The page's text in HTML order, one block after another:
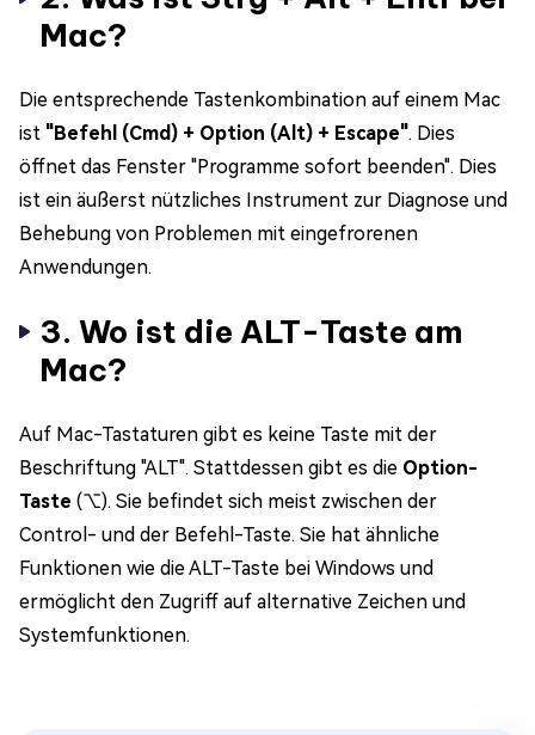
Mac?
Die entsprechende Tastenkombination auf einem Mac
ist "Befehl (Cmd) + Option (Alt) + Escape". Dies
öffnet das Fenster "Programme sofort beenden". Dies
ist ein äußerst nützliches Instrument zur Diagnose und
Behebung von Problemen mit eingefrorenen
Anwendungen.
3. Wo ist die ALT-Taste am
Mac?
Auf Mac-Tastaturen gibt es keine Taste mit der
Beschriftung "ALT". Stattdessen gibt es die Option-
Taste (⌥). Sie befindet sich meist zwischen der
Control- und der Befehl-Taste. Sie hat ähnliche
Funktionen wie die ALT-Taste bei Windows und
ermöglicht den Zugriff auf alternative Zeichen und
Systemfunktionen.